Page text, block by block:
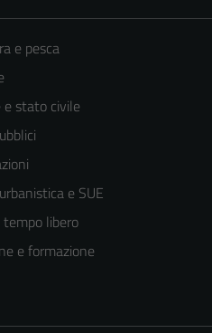
e pesca
e stato civile
e SUE
libero
e formazione